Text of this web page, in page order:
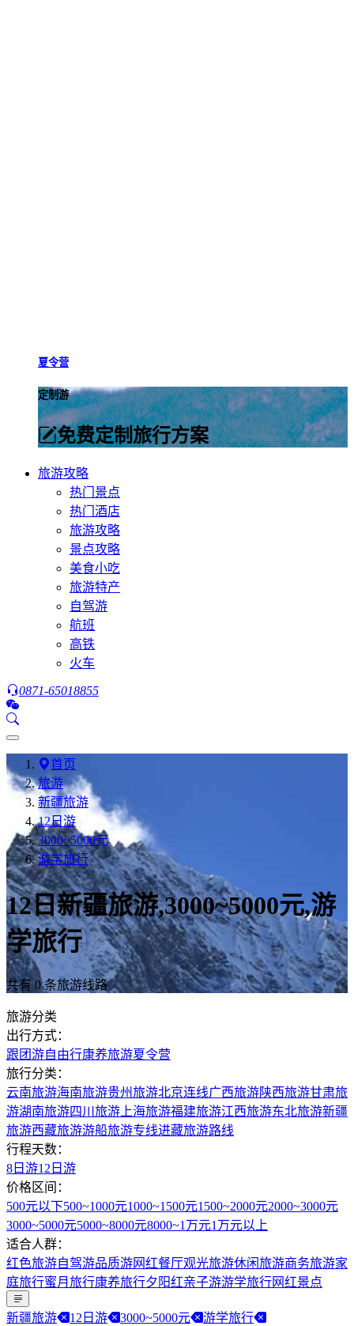
夏令营
定制游
免费定制旅行方案
旅游攻略
热门景点
热门酒店
旅游攻略
景点攻略
美食小吃
旅游特产
自驾游
航班
高铁
火车
0871-65018855
首页
旅游
新疆旅游
12日游
3000~5000元
游学旅行
12日新疆旅游,3000~5000元,游
学旅行
共有 0 条旅游线路
旅游分类
出行方式：
跟团游自由行康养旅游夏令营
旅行分类：
云南旅游海南旅游贵州旅游北京连线广西旅游陕西旅游甘肃旅
游湖南旅游四川旅游 上海旅游福建旅游江西旅游东北旅游新疆
旅游西藏旅游游船旅游专线进藏旅游路线
行程天数：
8日游12日游
价格区间：
500元以下500~1000元1000~1500元1500~2000元2000~3000元
3000~5000元5000~8000元8000~1万元1万元以上
适合人群：
红色旅游自驾游品质游网红餐厅观光旅游休闲旅游商务旅游家
庭旅行蜜月旅行康养旅行夕阳红亲子游游学旅行网红景点
新疆旅游 12日游 3000~5000元 游学旅行